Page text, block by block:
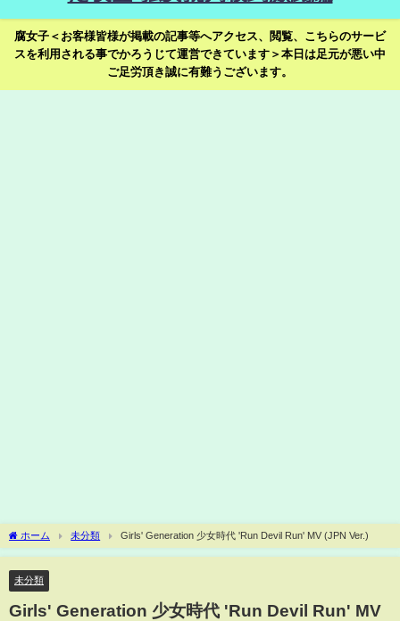
腐女子＜お客様皆様が掲載の記事等へアクセス、閲覧、こちらのサービ
スを利用される事でかろうじて運営できています＞本日は足元が悪い中
ご足労頂き誠に有難うございます。
ホーム 未分類 Girls' Generation 少女時代 'Run Devil Run' MV (JPN Ver.)
未分類
Girls' Generation 少女時代 'Run Devil Run' MV